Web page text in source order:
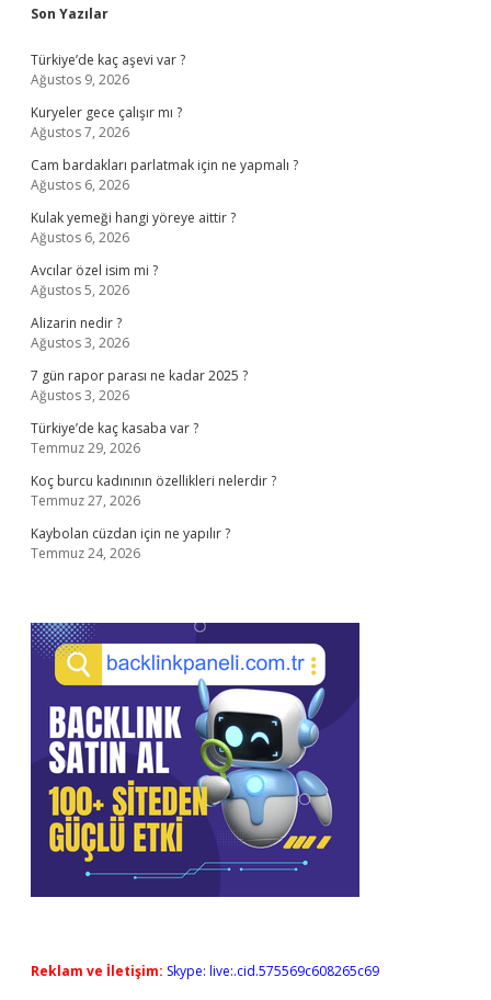
Sidebar
Son Yazılar
Türkiye’de kaç aşevi var ?
Ağustos 9, 2026
Kuryeler gece çalışır mı ?
Ağustos 7, 2026
Cam bardakları parlatmak için ne yapmalı ?
Ağustos 6, 2026
Kulak yemeği hangi yöreye aittir ?
Ağustos 6, 2026
Avcılar özel isim mi ?
Ağustos 5, 2026
Alizarin nedir ?
Ağustos 3, 2026
7 gün rapor parası ne kadar 2025 ?
Ağustos 3, 2026
Türkiye’de kaç kasaba var ?
Temmuz 29, 2026
Koç burcu kadınının özellikleri nelerdir ?
Temmuz 27, 2026
Kaybolan cüzdan için ne yapılır ?
Temmuz 24, 2026
Reklam ve İletişim: Skype: live:.cid.575569c608265c69